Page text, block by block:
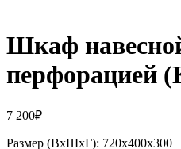
Шкаф
перфорацией
7 200₽
Размер (ВхШхГ): 720х400х300